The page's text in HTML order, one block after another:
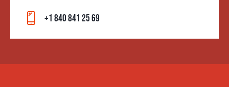
+1 840 841 25 69